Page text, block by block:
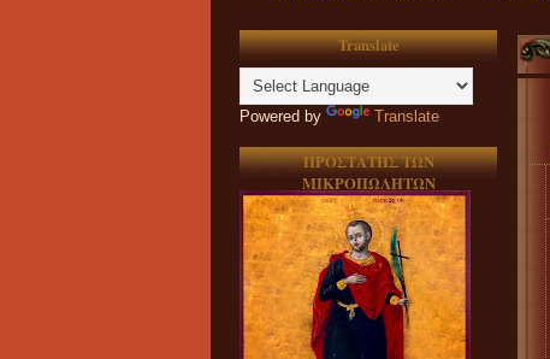
Translate
Powered by Translate
ΠΡΟΣΤΑΤΗΣ ΤΩΝ
ΜΙΚΡΟΠΩΛΗΤΩΝ